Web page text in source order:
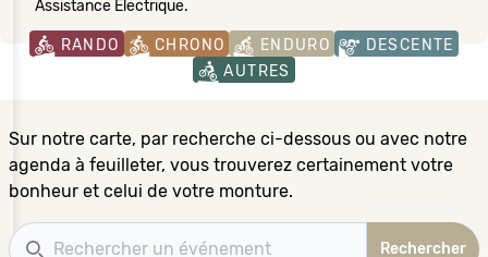
Assistance Électrique.
RANDO CHRONO ENDURO
DESCENTE
AUTRES
Sur notre carte, par recherche ci-dessous ou avec notre
agenda à feuilleter, vous trouverez certainement votre
bonheur et celui de votre monture.
Recherche